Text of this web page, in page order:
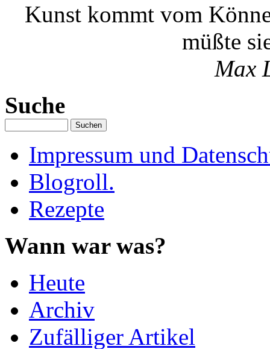
Kunst kommt vom
müßte
Max
Suche
Impressum und
Blogroll.
Rezepte
Wann war was?
Heute
Archiv
Zufälliger Artikel